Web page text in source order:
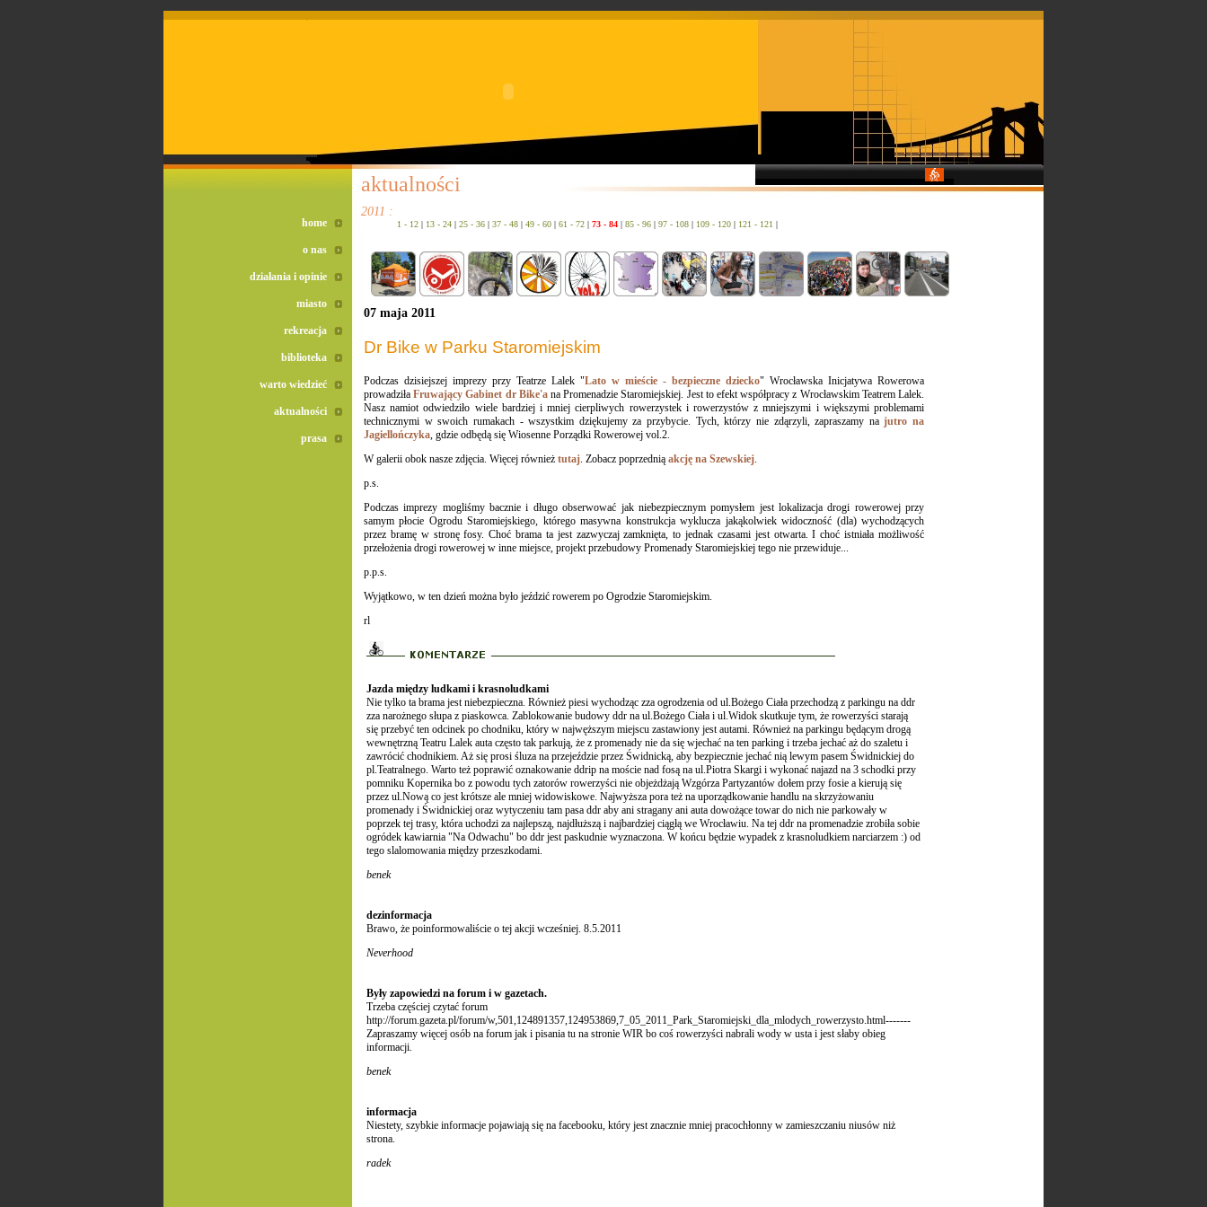
aktualności
2011 :
1 - 12 | 13 - 24 | 25 - 36 | 37 - 48 | 49 - 60 | 61 - 72 | 73 - 84 | 85 - 96 | 97 - 108 | 109 - 120 | 121 - 121 |
07 maja 2011
Dr Bike w Parku Staromiejskim
Podczas dzisiejszej imprezy przy Teatrze Lalek "Lato w mieście - bezpieczne dziecko" Wrocławska Inicjatywa Rowerowa
prowadziłaFruwający Gabinet dr Bike'ana Promenadzie Staromiejskiej. Jest to efekt współpracy z Wrocławskim Teatrem Lalek.
Nasz namiot odwiedziło wiele bardziej i mniej cierpliwych rowerzystek i rowerzystów z mniejszymi i większymi problemami
technicznymi w swoich rumakach - wszystkim dziękujemy za przybycie. Tych, którzy nie zdąrzyli, zapraszamy najutro na
Jagiellończyka, gdzie odbędą się Wiosenne Porządki Rowerowej vol.2.
W galerii obok nasze zdjęcia. Więcej również tutaj. Zobacz poprzednią akcję na Szewskiej.
p.s.
Podczas imprezy mogliśmy bacznie i długo obserwować jak niebezpiecznym pomysłem jest lokalizacja drogi rowerowej przy
samym płocie Ogrodu Staromiejskiego, którego masywna konstrukcja wyklucza jakąkolwiek widoczność (dla) wychodzących
przez bramę w stronę fosy. Choć brama ta jest zazwyczaj zamknięta, to jednak czasami jest otwarta. I choć istniała możliwość
przełożenia drogi rowerowej w inne miejsce, projekt przebudowy Promenady Staromiejskiej tego nie przewiduje...
p.p.s.
Wyjątkowo, w ten dzień można było jeździć rowerem po Ogrodzie Staromiejskim.
rl
Jazda między ludkami i krasnoludkami
Nie tylko ta brama jest niebezpieczna. Również piesi wychodząc zza ogrodzenia od ul.Bożego Ciała przechodzą z parkingu na ddr
zza narożnego słupa z piaskowca. Zablokowanie budowy ddr na ul.Bożego Ciała i ul.Widok skutkuje tym, że rowerzyści starają
się przebyć ten odcinek po chodniku, który w najwęższym miejscu zastawiony jest autami. Również na parkingu będącym drogą
wewnętrzną Teatru Lalek auta często tak parkują, że z promenady nie da się wjechać na ten parking i trzeba jechać aż do szaletu i
zawrócić chodnikiem. Aż się prosi śluza na przejeździe przez Świdnicką, aby bezpiecznie jechać nią lewym pasem Świdnickiej do
pl.Teatralnego. Warto też poprawić oznakowanie ddrip na moście nad fosą na ul.Piotra Skargi i wykonać najazd na 3 schodki przy
pomniku Kopernika bo z powodu tych zatorów rowerzyści nie objeżdżają Wzgórza Partyzantów dołem przy fosie a kierują się
przez ul.Nową co jest krótsze ale mniej widowiskowe. Najwyższa pora też na uporządkowanie handlu na skrzyżowaniu
promenady i Świdnickiej oraz wytyczeniu tam pasa ddr aby ani stragany ani auta dowożące towar do nich nie parkowały w
poprzek tej trasy, która uchodzi za najlepszą, najdłuższą i najbardziej ciągłą we Wrocławiu. Na tej ddr na promenadzie zrobiła sobie
ogródek kawiarnia "Na Odwachu" bo ddr jest paskudnie wyznaczona. W końcu będzie wypadek z krasnoludkiem narciarzem :) od
tego slalomowania między przeszkodami.
benek
dezinformacja
Brawo, że poinformowaliście o tej akcji wcześniej. 8.5.2011
Neverhood
Były zapowiedzi na forum i w gazetach.
Trzeba częściej czytać forum
http://forum.gazeta.pl/forum/w,501,124891357,124953869,7_05_2011_Park_Staromiejski_dla_mlodych_rowerzysto.html-------
Zapraszamy więcej osób na forum jak i pisania tu na stronie WIR bo coś rowerzyści nabrali wody w usta i jest słaby obieg
informacji.
benek
informacja
Niestety, szybkie informacje pojawiają się na facebooku, który jest znacznie mniej pracochłonny w zamieszczaniu niusów niż
strona.
radek
home
o nas
działania i opinie
miasto
rekreacja
biblioteka
warto wiedzieć
aktualności
prasa